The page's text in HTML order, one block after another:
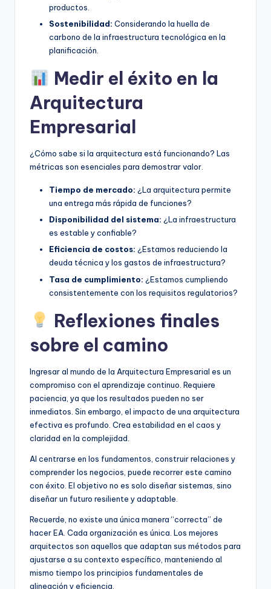
productos.
Sostenibilidad: Considerando la huella de
carbono de la infraestructura tecnológica en la
planificación.
Medir el éxito en la
Arquitectura
Empresarial
¿Cómo sabe si la arquitectura está funcionando? Las
métricas son esenciales para demostrar valor.
Tiempo de mercado: ¿La arquitectura permite
una entrega más rápida de funciones?
Disponibilidad del sistema: ¿La infraestructura
es estable y confiable?
Eficiencia de costos: ¿Estamos reduciendo la
deuda técnica y los gastos de infraestructura?
Tasa de cumplimiento: ¿Estamos cumpliendo
consistentemente con los requisitos regulatorios?
Reflexiones finales
sobre el camino
Ingresar al mundo de la Arquitectura Empresarial es un
compromiso con el aprendizaje continuo. Requiere
paciencia, ya que los resultados pueden no ser
inmediatos. Sin embargo, el impacto de una arquitectura
efectiva es profundo. Crea estabilidad en el caos y
claridad en la complejidad.
Al centrarse en los fundamentos, construir relaciones y
comprender los negocios, puede recorrer este camino
con éxito. El objetivo no es solo diseñar sistemas, sino
diseñar un futuro resiliente y adaptable.
Recuerde, no existe una única manera “correcta” de
hacer EA. Cada organización es única. Los mejores
arquitectos son aquellos que adaptan sus métodos para
ajustarse a su contexto específico, manteniendo al
mismo tiempo los principios fundamentales de
alineación y eficiencia.